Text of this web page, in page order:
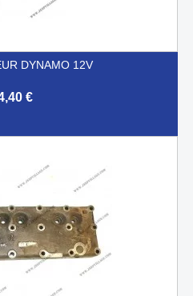
DYNAMO 12V
€